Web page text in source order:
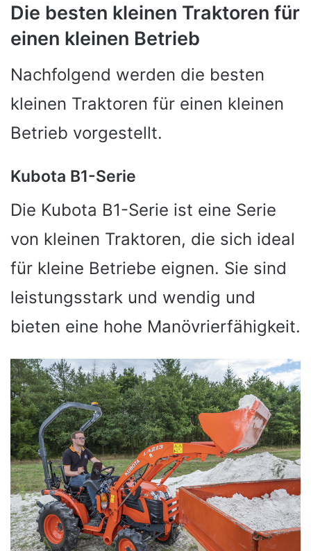
Die besten kleinen Traktoren für
einen kleinen Betrieb
Nachfolgend werden die besten
kleinen Traktoren für einen kleinen
Betrieb vorgestellt.
Kubota B1-Serie
Die Kubota B1-Serie ist eine Serie
von kleinen Traktoren, die sich ideal
für kleine Betriebe eignen. Sie sind
leistungsstark und wendig und
bieten eine hohe Manövrierfähigkeit.